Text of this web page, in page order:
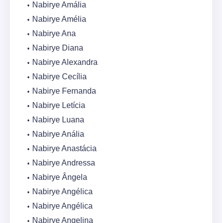
Nabirye Amália
Nabirye Amélia
Nabirye Ana
Nabirye Diana
Nabirye Alexandra
Nabirye Cecília
Nabirye Fernanda
Nabirye Letícia
Nabirye Luana
Nabirye Anália
Nabirye Anastácia
Nabirye Andressa
Nabirye Ângela
Nabirye Angélica
Nabirye Angélica
Nabirye Angelina